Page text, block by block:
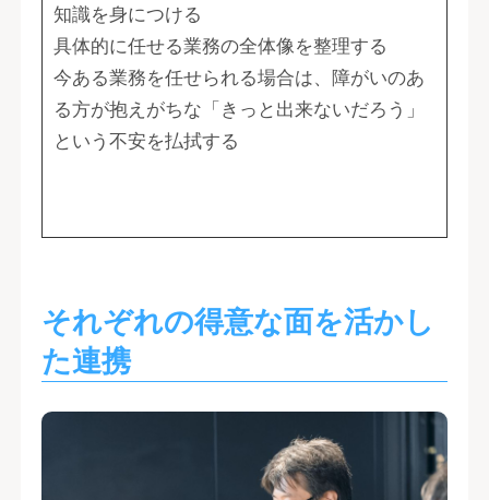
知識を身につける
具体的に任せる業務の全体像を整理する
今ある業務を任せられる場合は、障がいのあ
る方が抱えがちな「きっと出来ないだろう」
という不安を払拭する
それぞれの得意な面を活かし
た連携